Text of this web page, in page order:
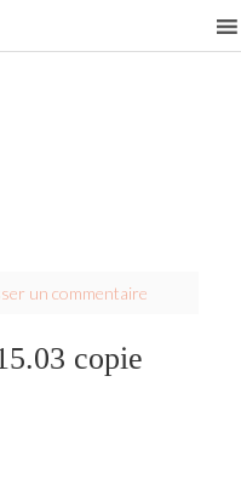
un commentaire
copie